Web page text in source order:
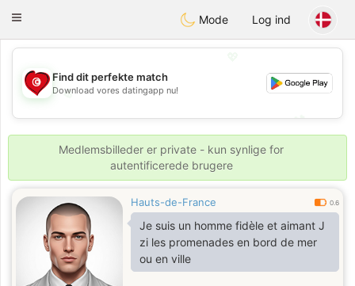
Tunisia Dating
Toggle
Mode Log ind
💖
💕
💕
Find dit perfekte match
Download vores datingapp nu!
Medlemsbilleder er private - kun synlige for
autentificerede brugere
Hauts-de-France 0.6
Je suis un homme fidèle et aimant J
zi les promenades en bord de mer
ou en ville